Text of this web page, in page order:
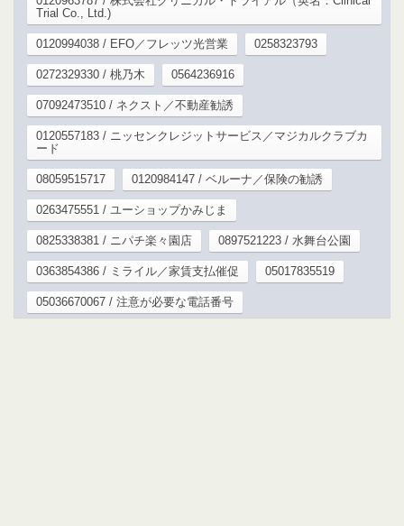
Trial Co., Ltd.)
0120994038 / EFO／フレッツ光営業 0258323793
0272329330 / 桃乃木 0564236916
07092473510 / ネクスト／不動産勧誘
0120557183 / ニッセンクレジットサービス／マジカルクラブカ
ード
08059515717 0120984147 / ベルーナ／保険の勧誘
0263475551 / ユーショップかみじま
0825338381 / ニパチ楽々園店 0897521223 / 水舞台公園
0363854386 / ミライル／家賃支払催促 05017835519
05036670067 / 注意が必要な電話番号